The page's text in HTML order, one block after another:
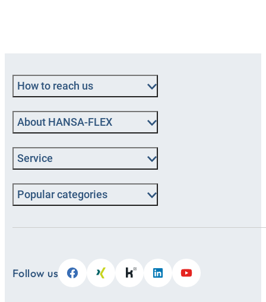
How to reach us
About HANSA‑FLEX
Service
Popular categories
Follow us